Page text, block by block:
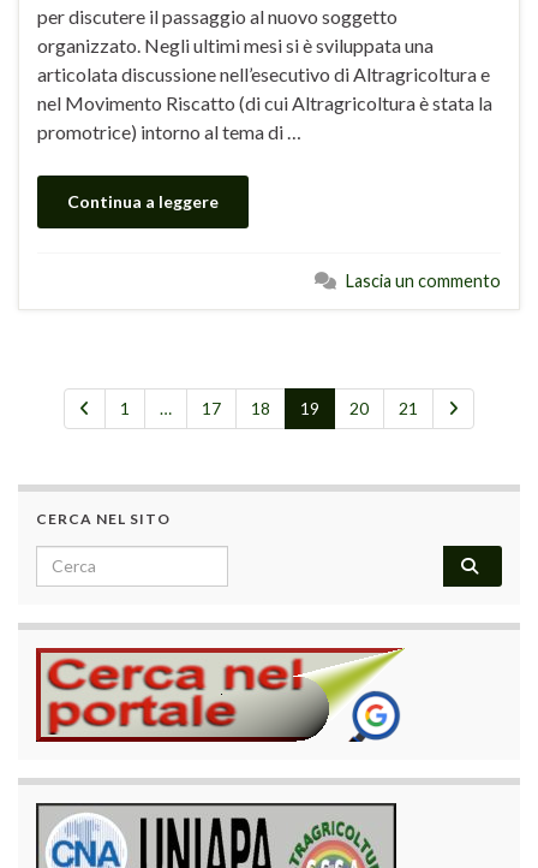
per discutere il passaggio al nuovo soggetto
organizzato. Negli ultimi mesi si è sviluppata una
articolata discussione nell’esecutivo di Altragricoltura e
nel Movimento Riscatto (di cui Altragricoltura è stata la
promotrice) intorno al tema di …
Continua a leggere
Lascia un commento
1 … 17 18 19 20 21
CERCA NEL SITO
Search for: